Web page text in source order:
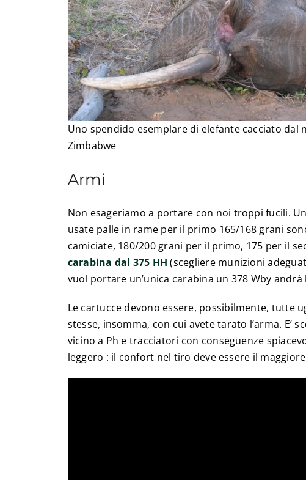
Uno spendido esemplare di elefante cacciato dal
Zimbabwe
Armi
Non esageriamo a portare con noi troppi fucili.
usate palle in rame per il primo 165/168 grani
camiciate, 180/200 grani per il primo, 175 per il
carabina dal 375 HH (scegliere munizioni
vuol portare un’unica carabina un 378 Wby andrà
Le cartucce devono essere, possibilmente, tutte
stesse, insomma, con cui avete tarato l’arma. E’
vicino a Ph e tracciatori con conseguenze
leggero : il confort nel tiro deve essere il